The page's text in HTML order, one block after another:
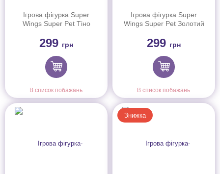
Ігрова фігурка Super
Wings Super Pet Тіно
світло
299 грн
В список побажань
Ігрова фігурка Super
Wings Super Pet Золотий
(Golden Boy pet), світло
299 грн
В список побажань
Знижка